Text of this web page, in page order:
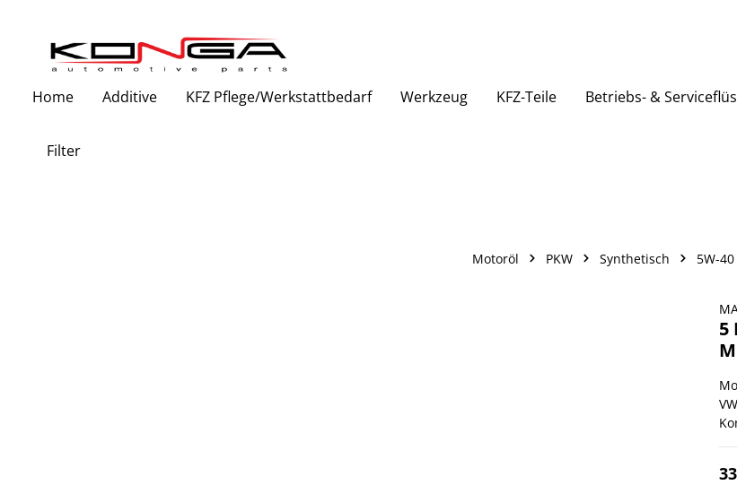
Home Additive KFZ Pflege/Werkstattbedarf Werkzeug KFZ-Teile Betriebs- &
Filter
Motoröl PKW Synthetisch 5W-40
5